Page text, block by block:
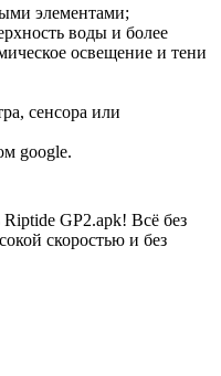
элементами;
воды и более
освещение и тени
сенсора или
google.
GP2.apk! Всё без
скоростью и без